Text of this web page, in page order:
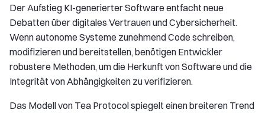
Der Aufstieg KI-generierter Software entfacht neue
Debatten über digitales Vertrauen und Cybersicherheit.
Wenn autonome Systeme zunehmend Code schreiben,
modifizieren und bereitstellen, benötigen Entwickler
robustere Methoden, um die Herkunft von Software und die
Integrität von Abhängigkeiten zu verifizieren.
Das Modell von Tea Protocol spiegelt einen breiteren Trend